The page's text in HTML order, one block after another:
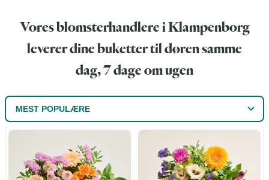
Vores blomsterhandlere i Klampenborg
leverer dine buketter til døren samme
dag, 7 dage om ugen